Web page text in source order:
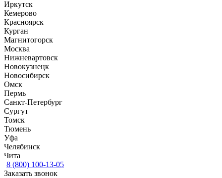
Иркутск
Кемерово
Красноярск
Курган
Магнитогорск
Москва
Нижневартовск
Новокузнецк
Новосибирск
Омск
Пермь
Санкт-Петербург
Сургут
Томск
Тюмень
Уфа
Челябинск
Чита
8 (800) 100-13-05
Заказать звонок